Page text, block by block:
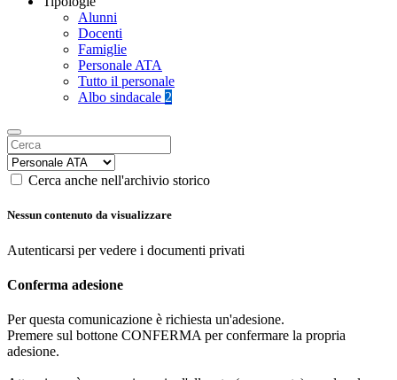
Alunni
Docenti
Famiglie
Personale ATA
Tutto il personale
Albo sindacale 2
Cerca anche nell'archivio storico
Nessun contenuto da visualizzare
Autenticarsi per vedere i documenti privati
Conferma adesione
Per questa comunicazione è richiesta un'adesione.
Premere sul bottone CONFERMA per confermare la propria
adesione.